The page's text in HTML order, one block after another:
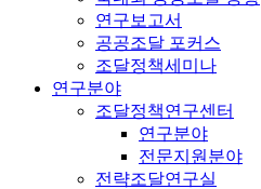
연구보고서
공공조달 포커스
조달정책세미나
연구분야
조달정책연구센터
연구분야
전문지원분야
전략조달연구실